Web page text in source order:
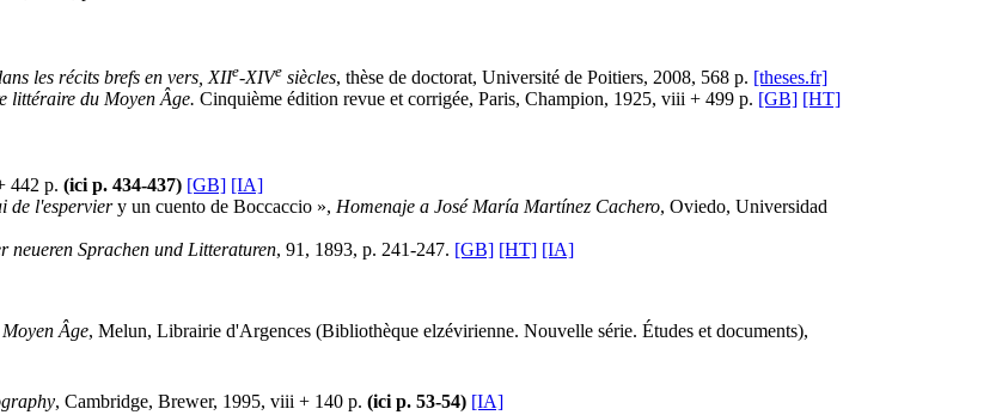
les récits brefs en vers, XIIe-XIVe siècles, thèse de doctorat, Université de Poitiers, 2008, 568 p. [theses.fr]
littéraire du Moyen Âge. Cinquième édition revue et corrigée, Paris, Champion, 1925, viii + 499 p. [GB] [HT]
442 p. (ici p. 434-437) [GB] [IA]
de l'esperviery un cuento de Boccaccio », Homenaje a José María Martínez Cachero, Oviedo, Universidad
neueren Sprachen und Litteraturen, 91, 1893, p. 241-247. [GB] [HT] [IA]
Âge, Melun, Librairie d'Argences (Bibliothèque elzévirienne. Nouvelle série. Études et documents),
, Cambridge, Brewer, 1995, viii + 140 p. (ici p. 53-54) [IA]